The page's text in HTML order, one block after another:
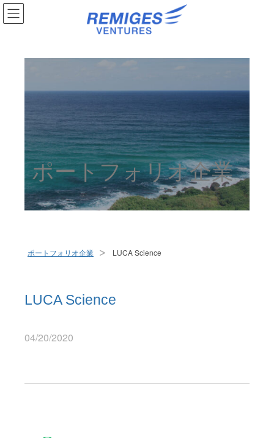
ポートフォリオ企業
ポートフォリオ企業 > LUCA Science
LUCA Science
04/20/2020